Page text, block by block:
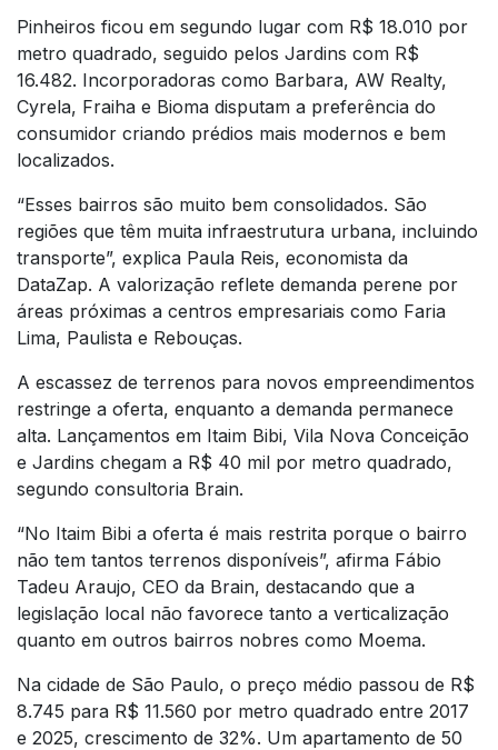
Pinheiros ficou em segundo lugar com R$ 18.010 por
metro quadrado, seguido pelos Jardins com R$
16.482. Incorporadoras como Barbara, AW Realty,
Cyrela, Fraiha e Bioma disputam a preferência do
consumidor criando prédios mais modernos e bem
localizados.
“Esses bairros são muito bem consolidados. São
regiões que têm muita infraestrutura urbana, incluindo
transporte”, explica Paula Reis, economista da
DataZap. A valorização reflete demanda perene por
áreas próximas a centros empresariais como Faria
Lima, Paulista e Rebouças.
A escassez de terrenos para novos empreendimentos
restringe a oferta, enquanto a demanda permanece
alta. Lançamentos em Itaim Bibi, Vila Nova Conceição
e Jardins chegam a R$ 40 mil por metro quadrado,
segundo consultoria Brain.
“No Itaim Bibi a oferta é mais restrita porque o bairro
não tem tantos terrenos disponíveis”, afirma Fábio
Tadeu Araujo, CEO da Brain, destacando que a
legislação local não favorece tanto a verticalização
quanto em outros bairros nobres como Moema.
Na cidade de São Paulo, o preço médio passou de R$
8.745 para R$ 11.560 por metro quadrado entre 2017
e 2025, crescimento de 32%. Um apartamento de 50